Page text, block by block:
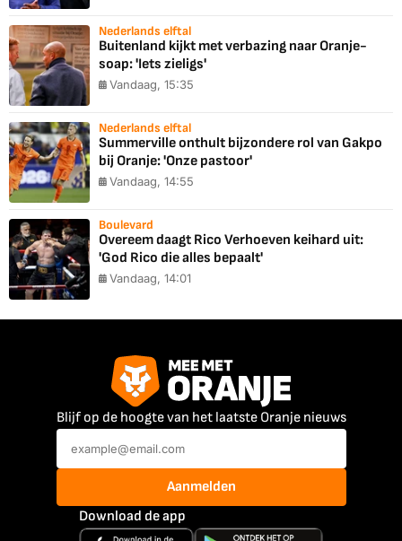
Nederlands elftal
Buitenland kijkt met verbazing naar Oranje-
soap: 'Iets zieligs'
Vandaag, 15:35
Nederlands elftal
Summerville onthult bijzondere rol van Gakpo
bij Oranje: 'Onze pastoor'
Vandaag, 14:55
Boulevard
Overeem daagt Rico Verhoeven keihard uit:
'God Rico die alles bepaalt'
Vandaag, 14:01
Blijf op de hoogte van het laatste Oranje nieuws
Aanmelden
Download de app